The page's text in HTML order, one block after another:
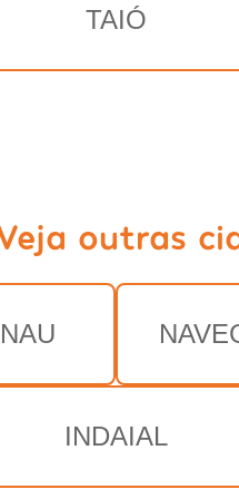
TAIÓ
outras
INDAIAL